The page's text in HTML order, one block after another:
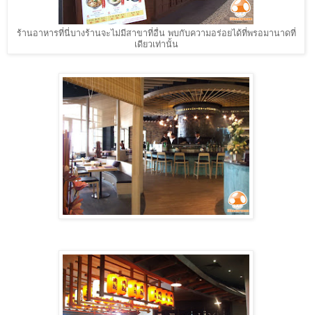
ร้านอาหารที่นี่บางร้านจะไม่มีสาขาที่อื่น พบกับความอร่อยได้ที่พรอมานาดที่
เดียวเท่านั้น